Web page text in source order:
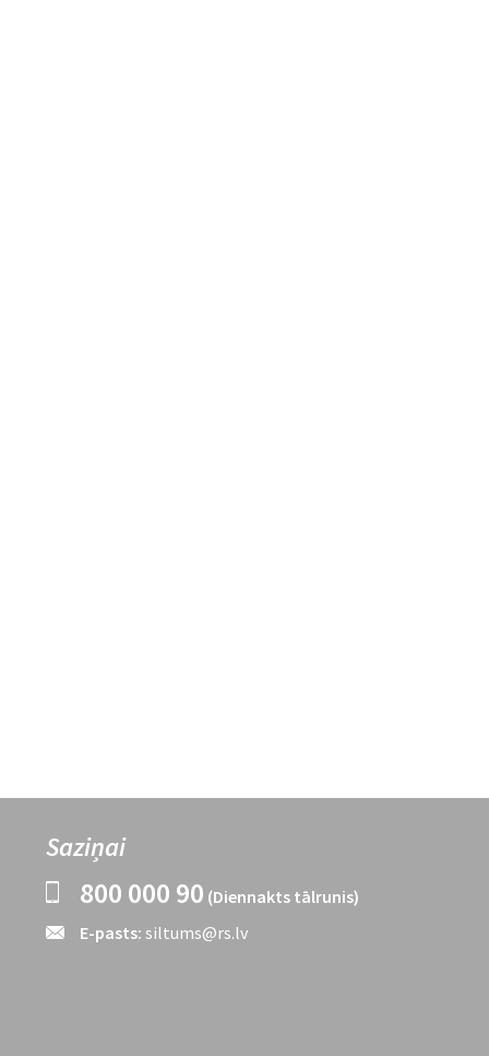
Saziņai
800 000 90 (Diennakts tālrunis)
E-pasts: siltums@rs.lv